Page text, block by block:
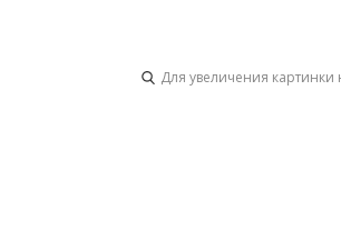
Для увеличения